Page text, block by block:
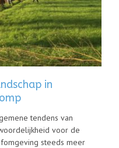
in
tendens van
voor de
steeds meer